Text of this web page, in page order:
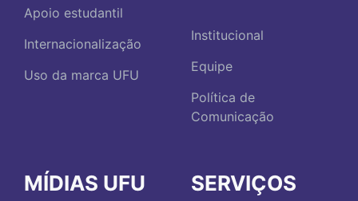
Apoio estudantil
Internacionalização
Uso da marca UFU
Institucional
Equipe
Política de
Comunicação
MÍDIAS UFU SERVIÇOS